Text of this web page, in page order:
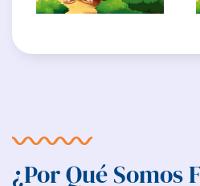
¿Por Qué Somos